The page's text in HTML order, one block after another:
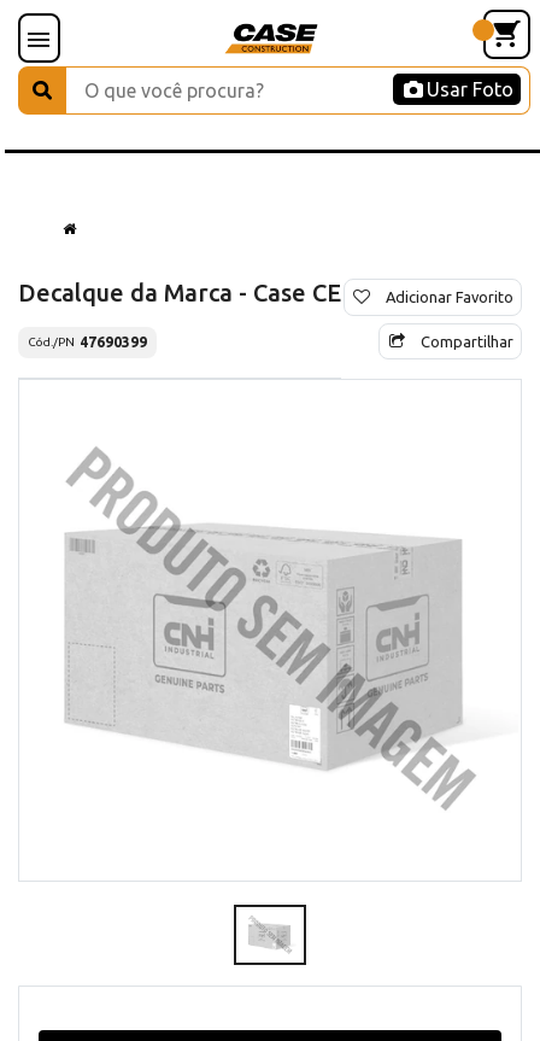
Usar Foto
Decalque da Marca - Case CE
Cód./PN 47690399
Adicionar Favorito
Compartilhar